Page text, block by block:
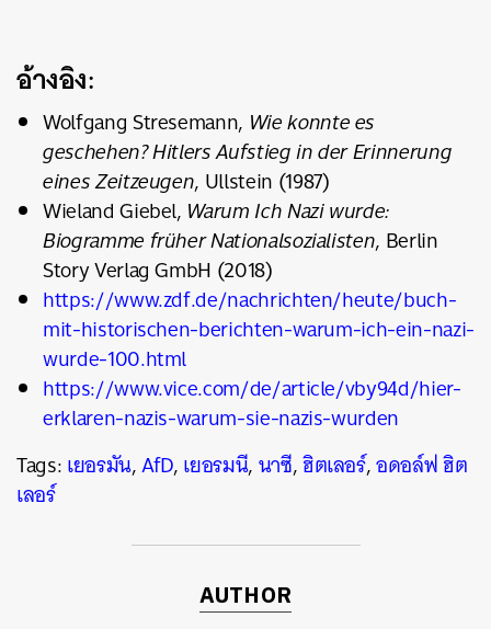
อ้างอิง:
Wolfgang Stresemann, Wie konnte es
geschehen? Hitlers Aufstieg in der Erinnerung
eines Zeitzeugen, Ullstein (1987)
Wieland Giebel, Warum Ich Nazi wurde:
Biogramme früher Nationalsozialisten, Berlin
Story Verlag GmbH (2018)
https://www.zdf.de/nachrichten/heute/buch-
mit-historischen-berichten-warum-ich-ein-nazi-
wurde-100.html
https://www.vice.com/de/article/vby94d/hier-
erklaren-nazis-warum-sie-nazis-wurden
Tags:เยอรมัน,AfD,เยอรมนี,นาซี,ฮิตเลอร์,อดอล์ฟ ฮิต
เลอร์
AUTHOR